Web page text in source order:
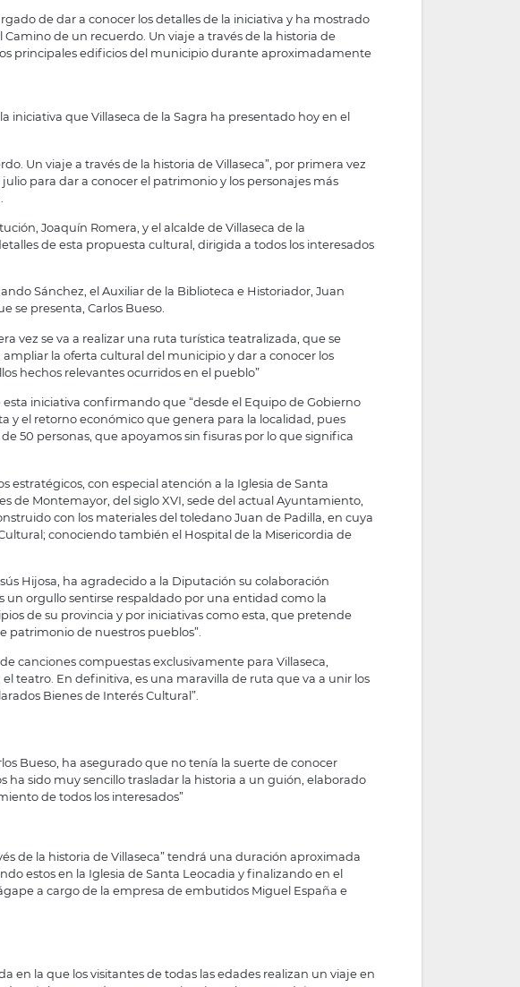
de dar a conocer los detalles de la iniciativa y ha mostrado
de un recuerdo. Un viaje a través de la historia de
principales edificios del municipio durante aproximadamente
iniciativa que Villaseca de la Sagra ha presentado hoy en el
Un viaje a través de la historia de Villaseca”, por primera vez
para dar a conocer el patrimonio y los personajes más
Joaquín Romera, y el alcalde de Villaseca de la
de esta propuesta cultural, dirigida a todos los interesados
Sánchez, el Auxiliar de la Biblioteca e Historiador, Juan
se presenta, Carlos Bueso.
vez se va a realizar una ruta turística teatralizada, que se
ampliar la oferta cultural del municipio y dar a conocer los
hechos relevantes ocurridos en el pueblo”
iniciativa confirmando que “desde el Equipo de Gobierno
y el retorno económico que genera para la localidad, pues
50 personas, que apoyamos sin fisuras por lo que significa
estratégicos, con especial atención a la Iglesia de Santa
de Montemayor, del siglo XVI, sede del actual Ayuntamiento,
con los materiales del toledano Juan de Padilla, en cuya
conociendo también el Hospital de la Misericordia de
Hijosa, ha agradecido a la Diputación su colaboración
un orgullo sentirse respaldado por una entidad como la
de su provincia y por iniciativas como esta, que pretende
patrimonio de nuestros pueblos”.
canciones compuestas exclusivamente para Villaseca,
teatro. En definitiva, es una maravilla de ruta que va a unir los
Bienes de Interés Cultural”.
Bueso, ha asegurado que no tenía la suerte de conocer
ha sido muy sencillo trasladar la historia a un guión, elaborado
de todos los interesados”
de la historia de Villaseca” tendrá una duración aproximada
estos en la Iglesia de Santa Leocadia y finalizando en el
a cargo de la empresa de embutidos Miguel España e
en la que los visitantes de todas las edades realizan un viaje en